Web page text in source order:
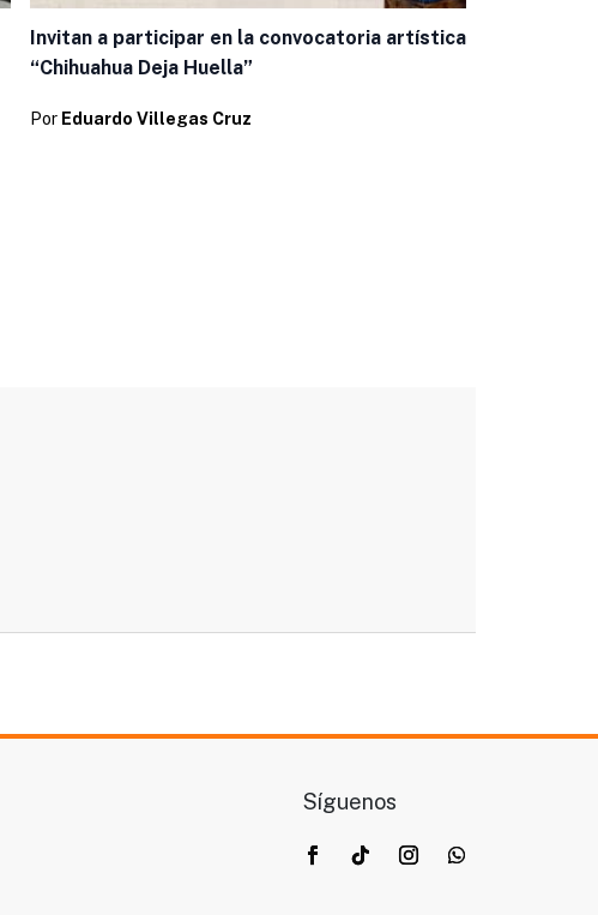
Invitan a participar en la convocatoria artística
“Chihuahua Deja Huella”
Por Eduardo Villegas Cruz
Síguenos